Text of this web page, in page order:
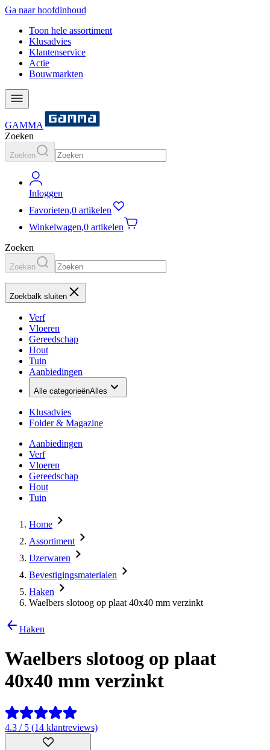
Ga naar hoofdinhoud
Toon hele assortiment
Klusadvies
Klantenservice
Actie
Bouwmarkten
GAMMA
Zoeken
Zoeken
Inloggen
Favorieten,0 artikelen
Winkelwagen,0 artikelen
Zoeken
Zoeken
Zoekbalk sluiten
Verf
Vloeren
Gereedschap
Hout
Tuin
Aanbiedingen
Alle categorieënAlles
Klusadvies
Folder & Magazine
Aanbiedingen
Verf
Vloeren
Gereedschap
Hout
Tuin
Home
Assortiment
IJzerwaren
Bevestigingsmaterialen
Haken
Waelbers slotoog op plaat 40x40 mm verzinkt
Haken
Waelbers slotoog op plaat
40x40 mm verzinkt
4.3 / 5 (14 klantreviews)